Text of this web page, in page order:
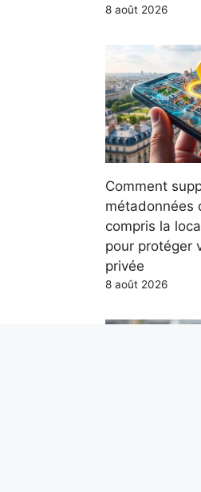
8 août 2026
Comment
métadonnées
compris la
pour protéger
privée
8 août 2026